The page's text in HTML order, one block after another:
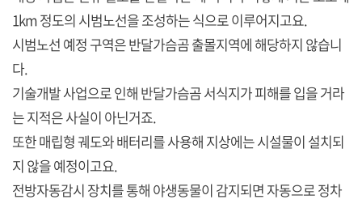
1km 정도의 시범노선을 조성하는 식으로 이루어지고요.
시범노선 예정 구역은 반달가슴곰 출몰지역에 해당하지 않습니
다.
기술개발 사업으로 인해 반달가슴곰 서식지가 피해를 입을 거라
는 지적은 사실이 아닌거죠.
또한 매립형 궤도와 배터리를 사용해 지상에는 시설물이 설치되
지 않을 예정이고요.
전방자동감시 장치를 통해 야생동물이 감지되면 자동으로 정차